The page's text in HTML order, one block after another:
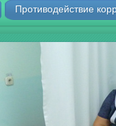
Противодействие